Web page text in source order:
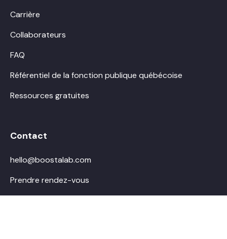
Carrière
Collaborateurs
FAQ
Référentiel de la fonction publique québécoise
Ressources gratuites
Contact
hello@boostalab.com
Prendre rendez-vous